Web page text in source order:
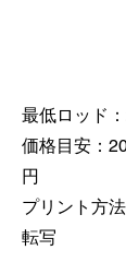
最低ロッド
価格目安：
円
プリント方
転写